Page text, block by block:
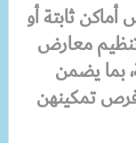
ثابتة أو
معارض
بما يضمن
تمكينهن